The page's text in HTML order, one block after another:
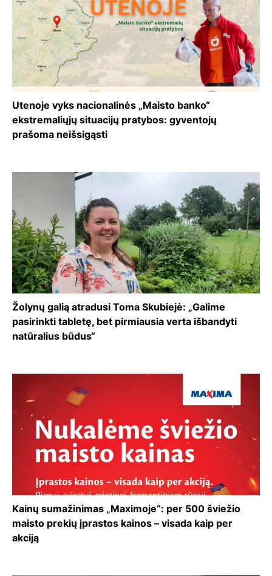
Utenoje vyks nacionalinės „Maisto banko“
ekstremaliųjų situacijų pratybos: gyventojų
prašoma neišsigąsti
Žolynų galią atradusi Toma Skubiejė: „Galime
pasirinkti tabletę, bet pirmiausia verta išbandyti
natūralius būdus“
Kainų sumažinimas „Maximoje“: per 500 šviežio
maisto prekių įprastos kainos – visada kaip per
akciją